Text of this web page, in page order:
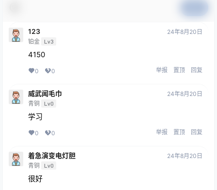
123
铂金 Lv3
24年8月20日
4150
0 0 举报 置顶 回复
威武闻毛巾
青铜 Lv0
24年8月20日
学习
0 0 举报 置顶 回复
着急演变电灯胆
青铜 Lv0
24年8月20日
很好